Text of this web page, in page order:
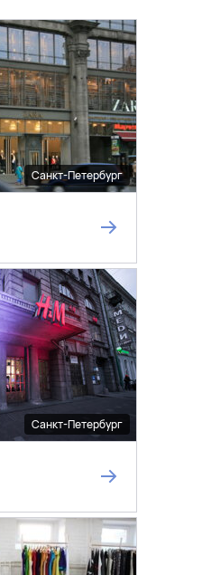
Санкт-Петербург
Санкт-Петербург